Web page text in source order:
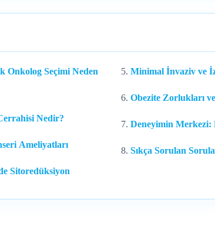
Onkolog Seçimi Neden
Nedir?
Ameliyatları
Sitoredüksiyon
Minimal İnvaziv ve
Obezite Zorlukları
Deneyimin
Sıkça Sorulan